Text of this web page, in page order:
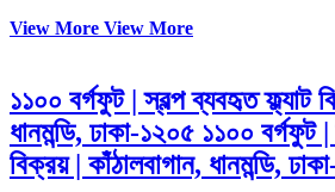
View More View More
১১০০ বর্গফুট | স্বল্প ব্যবহৃত ফ্ল্যাট
ধানমন্ডি, ঢাকা-১২০৫ ১১০০ বর্গফুট |
বিক্রয় | কাঁঠালবাগান, ধানমন্ডি,